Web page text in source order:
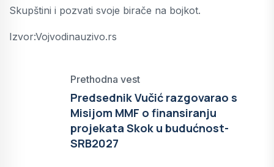
Skupštini i pozvati svoje birače na bojkot.
Izvor:Vojvodinauzivo.rs
Prethodna vest
Predsednik Vučić razgovarao s
Misijom MMF o finansiranju
projekata Skok u budućnost-
SRB2027